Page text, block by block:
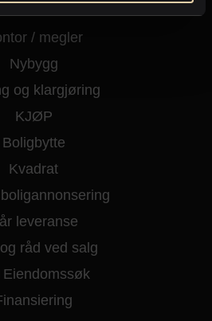
/ megler
Nybygg
og klargjøring
KJØP
Boligbytte
Kvadrat
leveranse
råd ved salg
Eiendomssøk